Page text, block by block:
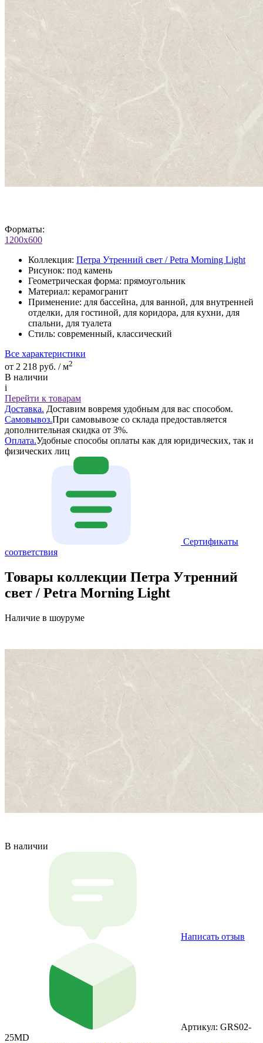
Форматы:
1200x600
Коллекция: Петра Утренний свет / Petra Morning Light
Рисунок: под камень
Геометрическая форма: прямоугольник
Материал: керамогранит
Применение: для бассейна, для ванной, для внутренней
отделки, для гостиной, для коридора, для кухни, для
спальни, для туалета
Стиль: современный, классический
Все характеристики
от 2 218 руб. / м2
В наличии
i
Перейти к товарам
Доставка. Доставим вовремя удобным для вас способом.
Самовывоз.При самовывозе со склада предоставляется
дополнительная скидка от 3%.
Оплата.Удобные способы оплаты как для юридических, так и
физических лиц
Сертификаты
соответствия
Товары коллекции Петра Утренний
свет / Petra Morning Light
Наличие в шоуруме
В наличии
Написать отзыв
Артикул: GRS02-
25MD